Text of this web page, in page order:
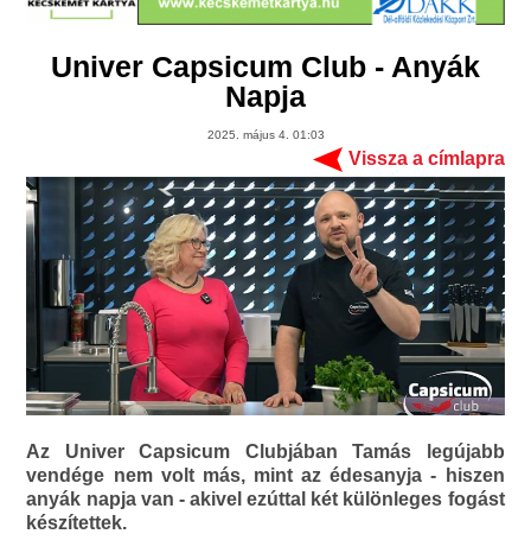
Univer Capsicum Club - Anyák
Napja
2025. május 4. 01:03
Vissza a címlapra
Az Univer Capsicum Clubjában Tamás legújabb
vendége nem volt más, mint az édesanyja - hiszen
anyák napja van - akivel ezúttal két különleges fogást
készítettek.